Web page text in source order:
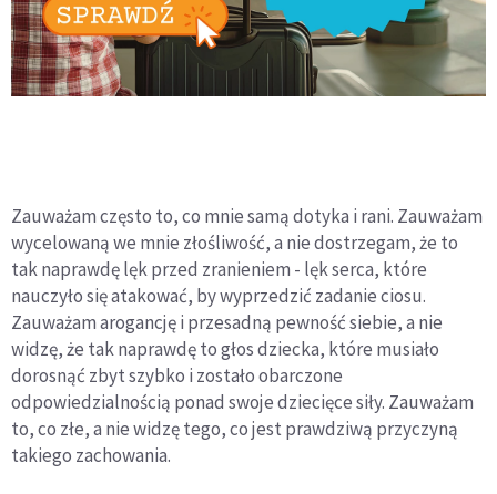
Zauważam często to, co mnie samą dotyka i rani. Zauważam
wycelowaną we mnie złośliwość, a nie dostrzegam, że to
tak naprawdę lęk przed zranieniem - lęk serca, które
nauczyło się atakować, by wyprzedzić zadanie ciosu.
Zauważam arogancję i przesadną pewność siebie, a nie
widzę, że tak naprawdę to głos dziecka, które musiało
dorosnąć zbyt szybko i zostało obarczone
odpowiedzialnością ponad swoje dziecięce siły. Zauważam
to, co złe, a nie widzę tego, co jest prawdziwą przyczyną
takiego zachowania.